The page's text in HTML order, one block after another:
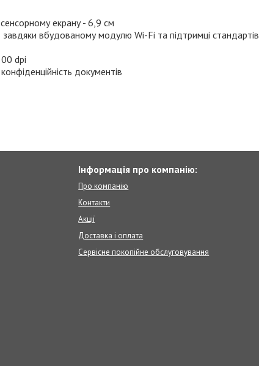
екрану - 6,9 см
вбудованому модулю Wi-Fi та підтримці стандартів
dpi
документів
Інформація про компанію:
Про компанію
Контакти
Акції
Доставка і оплата
Сервісне покопійне обслуговування